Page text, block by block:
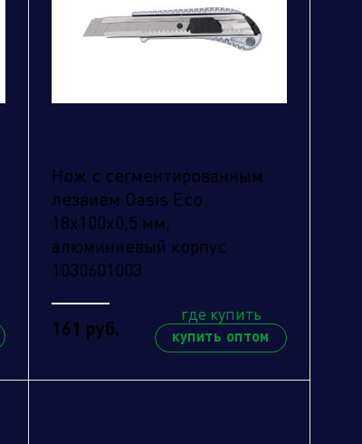
Нож с сегментированным
лезвием Oasis Eco
18х100х0,5 мм,
алюминиевый корпус
1030601003
161 руб.
где купить
купить оптом